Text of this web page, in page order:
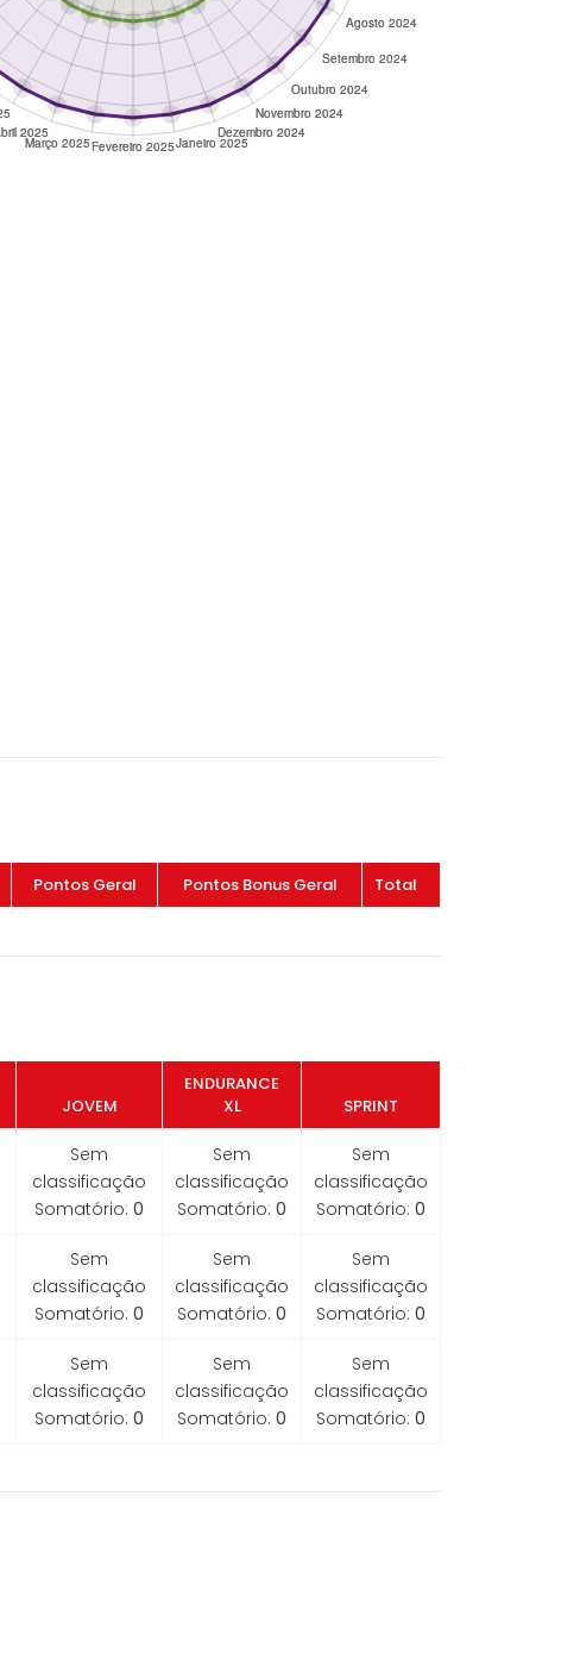
Pontos Geral Pontos Bonus Geral Total
JOVEM
ENDURANCE
XL
SPRINT
Sem
classificação
Somatório: 0
Sem
classificação
Somatório: 0
Sem
classificação
Somatório: 0
Sem
classificação
Somatório: 0
Sem
classificação
Somatório: 0
Sem
classificação
Somatório: 0
Sem
classificação
Somatório: 0
Sem
classificação
Somatório: 0
Sem
classificação
Somatório: 0